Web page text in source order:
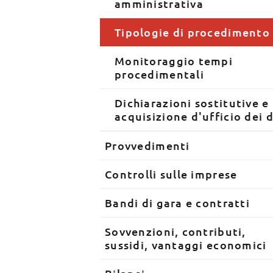
amministrativa
Tipologie di procedimento
Monitoraggio tempi
procedimentali
Dichiarazioni sostitutive e
acquisizione d'ufficio dei
Provvedimenti
Controlli sulle imprese
Bandi di gara e contratti
Sovvenzioni, contributi,
sussidi, vantaggi economici